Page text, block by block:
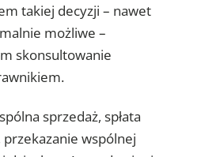
takiej decyzji – nawet
możliwe –
skonsultowanie
sprzedaż, spłata
wspólnej